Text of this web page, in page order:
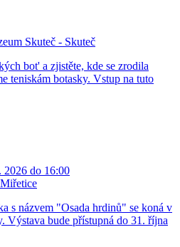
Skuteč - Skuteč
bot' a zjistěte, kde se zrodila
teniskám botasky. Vstup na tuto
2026 do 16:00
s názvem "Osada hrdinů" se koná v
Výstava bude přístupná do 31. října